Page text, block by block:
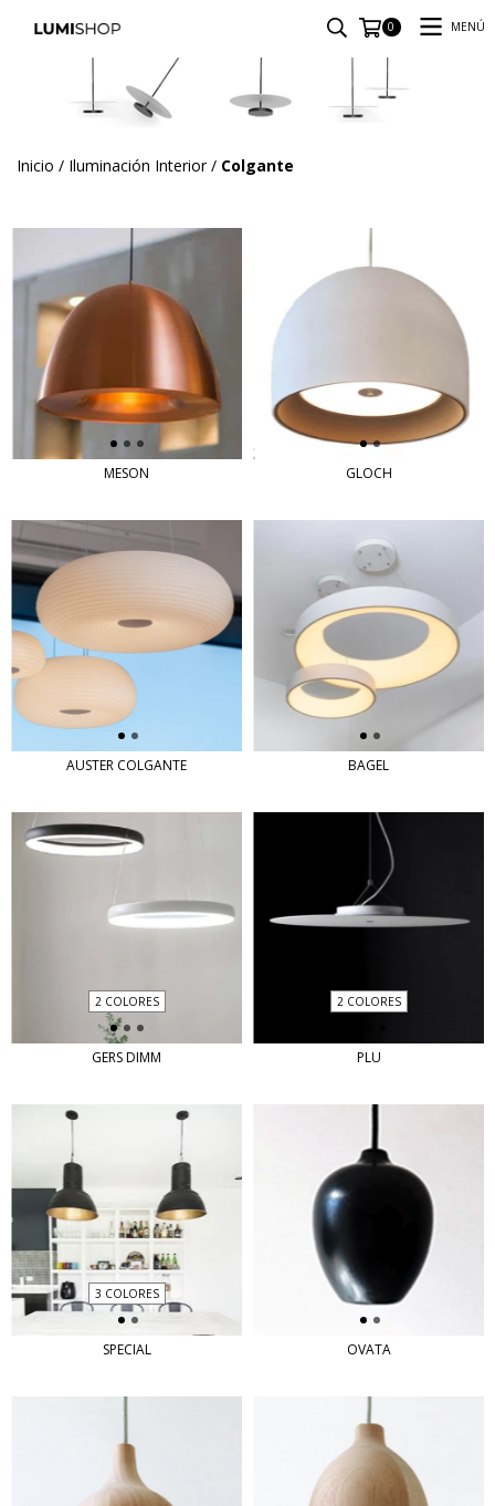
0 MENÚ
Inicio / Iluminación Interior / Colgante
MESON GLOCH
AUSTER COLGANTE BAGEL
2 COLORES
GERS DIMM
2 COLORES
PLU
3 COLORES
SPECIAL OVATA